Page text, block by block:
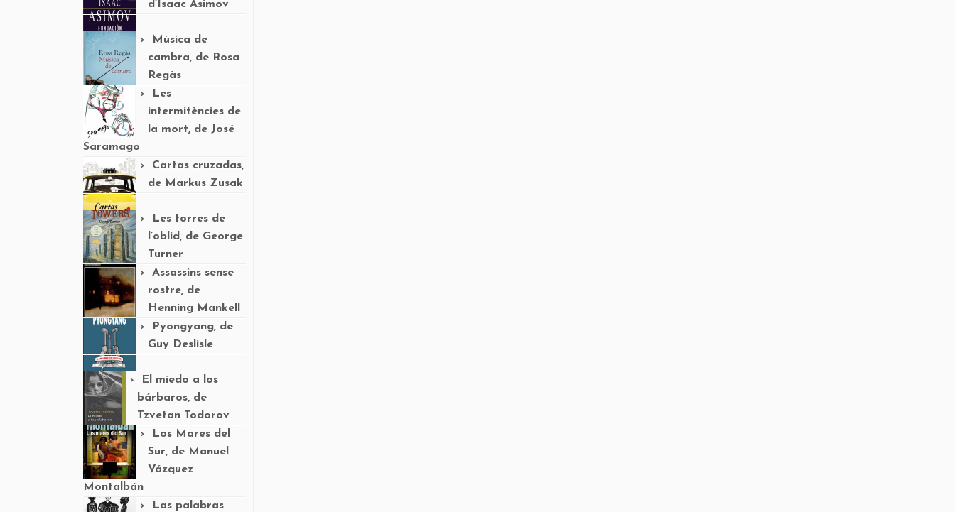
d’Isaac Asimov
Música de
cambra, de Rosa
Regàs
Les
intermitències de
la mort, de José
Saramago
Cartas cruzadas,
de Markus Zusak
Les torres de
l’oblid, de George
Turner
Assassins sense
rostre, de
Henning Mankell
Pyongyang, de
Guy Deslisle
El miedo a los
bárbaros, de
Tzvetan Todorov
Los Mares del
Sur, de Manuel
Vázquez
Montalbán
Las palabras